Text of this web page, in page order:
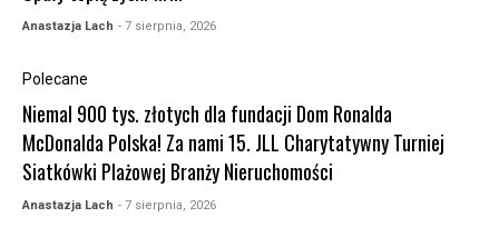
Anastazja Lach - 7 sierpnia, 2026
Polecane
Niemal 900 tys. złotych dla fundacji Dom Ronalda
McDonalda Polska! Za nami 15. JLL Charytatywny Turniej
Siatkówki Plażowej Branży Nieruchomości
Anastazja Lach - 7 sierpnia, 2026